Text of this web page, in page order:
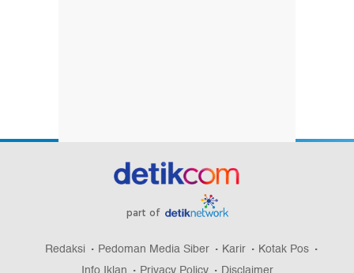
part of
Redaksi Pedoman Media Siber Karir
Kotak Pos